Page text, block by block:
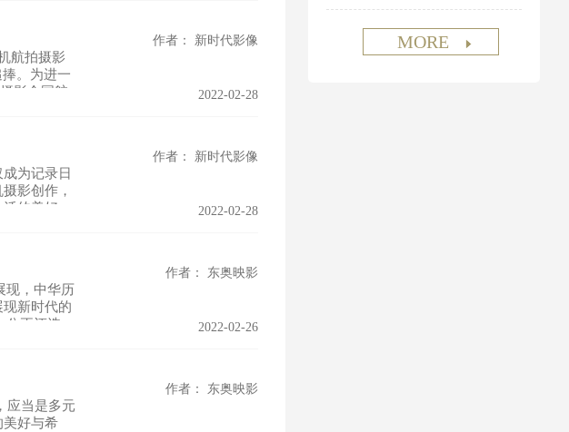
作者： 新时代影像
航拍摄影
。为进一
影全国航
2022-02-28
作者： 新时代影像
为记录日
影创作，
的美好，
2022-02-28
作者： 东奥映影
现，中华历
新时代的
正评选，
2022-02-26
作者： 东奥映影
应当是多元
美好与希
MORE